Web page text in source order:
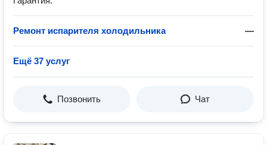
Ремонт испарителя холодильника —
Ещё 37 услуг
Позвонить Чат